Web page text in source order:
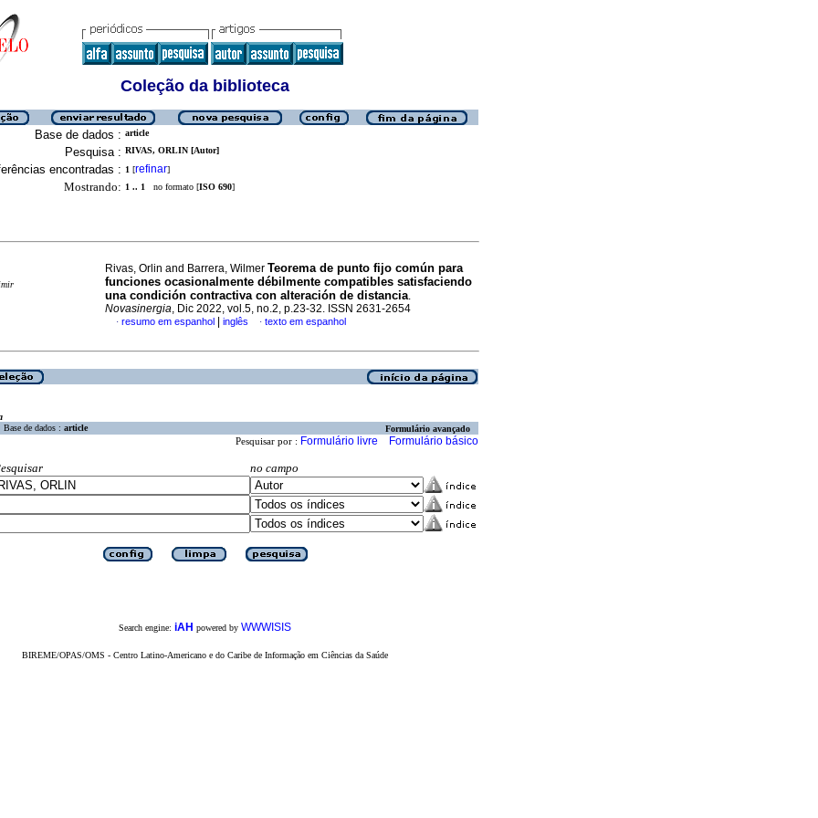
Coleção da biblioteca
Base de dados : article
Pesquisa : RIVAS, ORLIN [Autor]
encontradas : 1 [refinar]
Mostrando: 1 .. 1 no formato [ISO 690]
Rivas, Orlin and Barrera, Wilmer Teorema de punto fijo común para
funciones ocasionalmente débilmente compatibles satisfaciendo
una condición contractiva con alteración de distancia.
Novasinergia, Dic 2022, vol.5, no.2, p.23-32. ISSN 2631-2654
· resumo em espanhol inglês · texto em espanhol
Base de dados : article Formulário avançado
Pesquisar por : Formulário livre Formulário básico
no campo
Search engine: iAH powered by WWWISIS
BIREME/OPAS/OMS - Centro Latino-Americano e do Caribe de Informação em Ciências da Saúde